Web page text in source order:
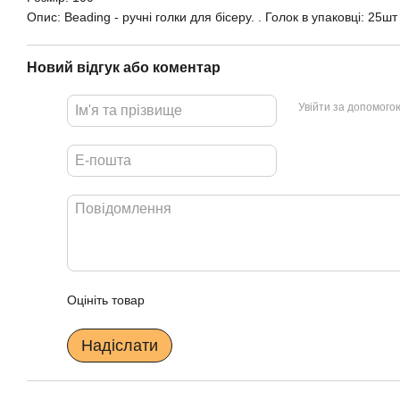
Опис: Beading - ручні голки для бісеру. . Голок в упаковці: 25шт
Новий відгук або коментар
Увійти за
Оцініть товар
Надіслати